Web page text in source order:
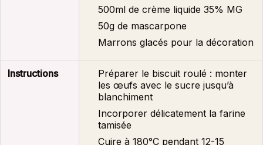
500ml de crème liquide 35% MG
50g de mascarpone
Marrons glacés pour la décoration
Instructions
Préparer le biscuit roulé : monter
les œufs avec le sucre jusqu’à
blanchiment
Incorporer délicatement la farine
tamisée
Cuire à 180°C pendant 12-15